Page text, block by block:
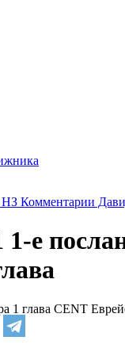
НЗ Комментарии
1-е
1 глава CENT